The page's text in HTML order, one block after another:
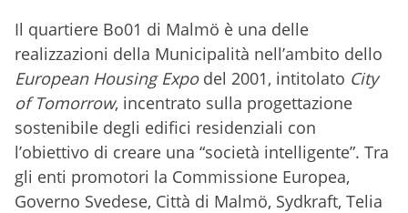
Il quartiere Bo01 di Malmö è una delle
realizzazioni della Municipalità nell’ambito dello
European Housing Expo del 2001, intitolato City
of Tomorrow, incentrato sulla progettazione
sostenibile degli edifici residenziali con
l’obiettivo di creare una “società intelligente”. Tra
gli enti promotori la Commissione Europea,
Governo Svedese, Città di Malmö, Sydkraft, Telia